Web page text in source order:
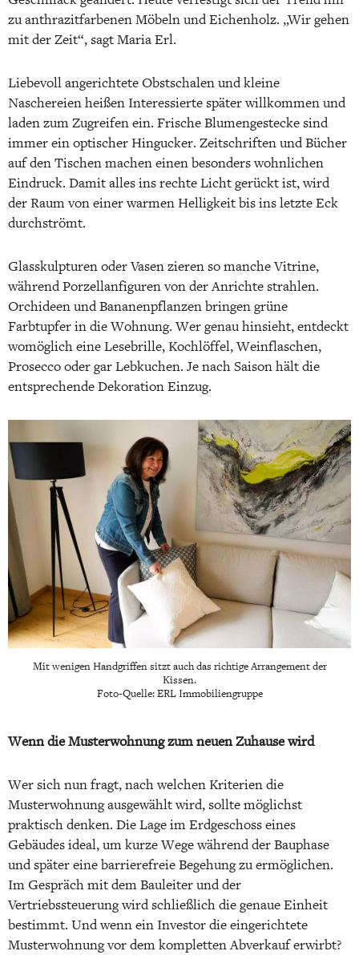
zu anthrazitfarbenen Möbeln und Eichenholz. „Wir gehen
mit der Zeit“, sagt Maria Erl.
Liebevoll angerichtete Obstschalen und kleine
Naschereien heißen Interessierte später willkommen und
laden zum Zugreifen ein. Frische Blumengestecke sind
immer ein optischer Hingucker. Zeitschriften und Bücher
auf den Tischen machen einen besonders wohnlichen
Eindruck. Damit alles ins rechte Licht gerückt ist, wird
der Raum von einer warmen Helligkeit bis ins letzte Eck
durchströmt.
Glasskulpturen oder Vasen zieren so manche Vitrine,
während Porzellanfiguren von der Anrichte strahlen.
Orchideen und Bananenpflanzen bringen grüne
Farbtupfer in die Wohnung. Wer genau hinsieht, entdeckt
womöglich eine Lesebrille, Kochlöffel, Weinflaschen,
Prosecco oder gar Lebkuchen. Je nach Saison hält die
entsprechende Dekoration Einzug.
Mit wenigen Handgriffen sitzt auch das richtige Arrangement der
Kissen.
Foto-Quelle: ERL Immobiliengruppe
Wenn die Musterwohnung zum neuen Zuhause wird
Wer sich nun fragt, nach welchen Kriterien die
Musterwohnung ausgewählt wird, sollte möglichst
praktisch denken. Die Lage im Erdgeschoss eines
Gebäudes ideal, um kurze Wege während der Bauphase
und später eine barrierefreie Begehung zu ermöglichen.
Im Gespräch mit dem Bauleiter und der
Vertriebssteuerung wird schließlich die genaue Einheit
bestimmt. Und wenn ein Investor die eingerichtete
Musterwohnung vor dem kompletten Abverkauf erwirbt?